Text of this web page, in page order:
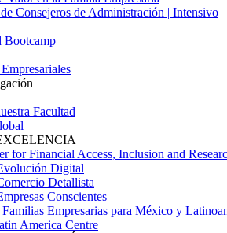
Consejeros de Administración | Intensivo
Bootcamp
Facultad
for Financial Access, Inclusion and
Digital
Detallista
Conscientes
Empresarias para México y
America Centre